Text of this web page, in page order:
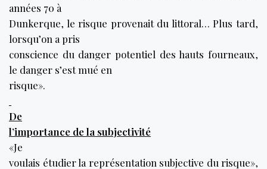
années 70 à
Dunkerque, le risque provenait du littoral… Plus tard,
lorsqu’on a pris
conscience du danger potentiel des hauts fourneaux,
le danger s’est mué en
risque».
De
l’importance de la subjectivité
«Je
voulais étudier la représentation subjective du risque»,